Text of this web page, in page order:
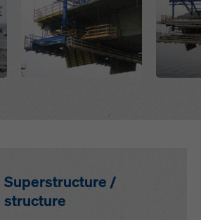
Superstructure /
structure